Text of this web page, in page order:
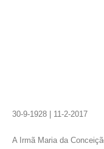
30-9-1928 | 11-2-2017
A Irmã Maria da